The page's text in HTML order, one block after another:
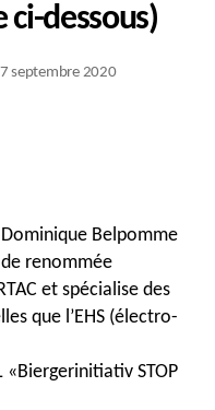
ci-dessous)
septembre 2020
Belpomme
renommée
et spécialise des
que l’EHS (électro-
«Biergerinitiativ STOP